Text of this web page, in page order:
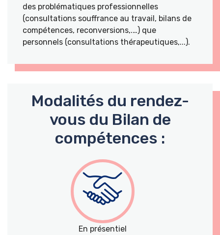
des problématiques professionnelles
(consultations souffrance au travail, bilans de
compétences, reconversions,.…) que
personnels (consultations thérapeutiques,...).
Modalités du rendez-
vous du Bilan de
compétences :
En présentiel